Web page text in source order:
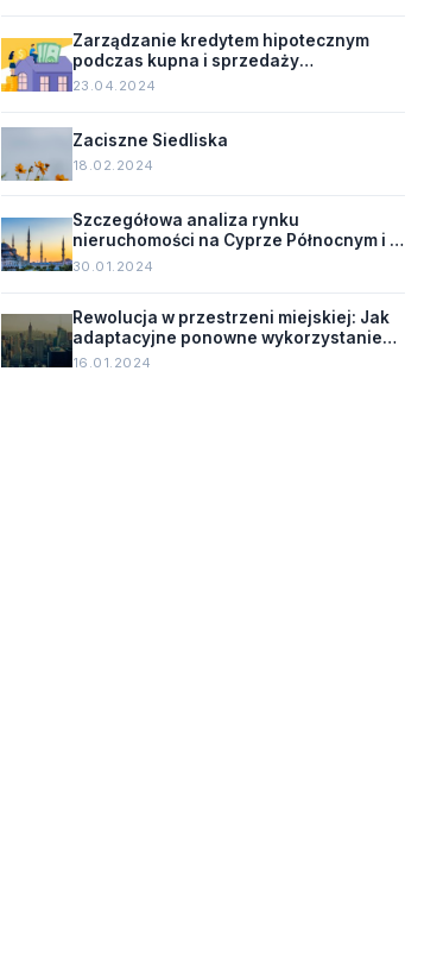
Zarządzanie kredytem hipotecznym
podczas kupna i sprzedaży
nieruchomości.
23.04.2024
Zaciszne Siedliska
18.02.2024
Szczegółowa analiza rynku
nieruchomości na Cyprze Północnym i w
Turcji
30.01.2024
Rewolucja w przestrzeni miejskiej: Jak
adaptacyjne ponowne wykorzystanie
zmienia oblicze starych budynków.
16.01.2024